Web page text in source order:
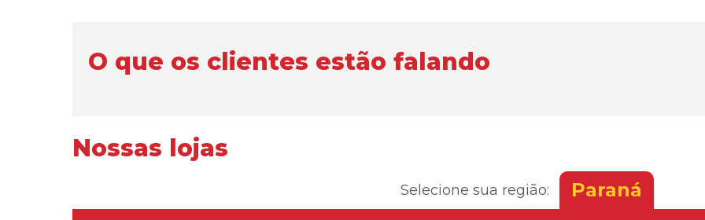
O que os clientes estão falando
Nossas lojas
Selecione sua região: Paraná